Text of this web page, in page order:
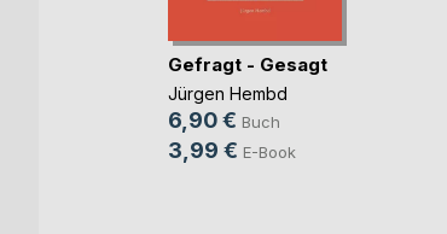
Gefragt - Gesagt
Jürgen Hembd
6,90 € Buch
3,99 € E-Book